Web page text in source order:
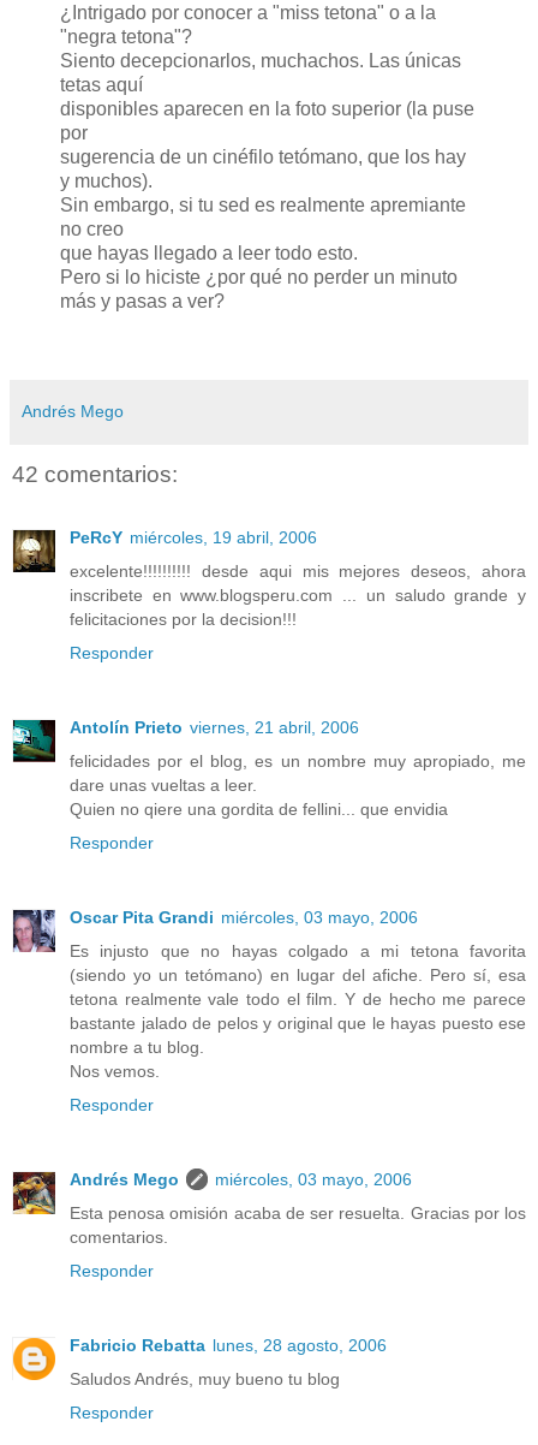
¿Intrigado por conocer a "miss tetona" o a la
"negra tetona"?
Siento decepcionarlos, muchachos. Las únicas
tetas aquí
disponibles aparecen en la foto superior (la puse
por
sugerencia de un cinéfilo tetómano, que los hay
y muchos).
Sin embargo, si tu sed es realmente apremiante
no creo
que hayas llegado a leer todo esto.
Pero si lo hiciste ¿por qué no perder un minuto
más y pasas a ver?
Andrés Mego
42 comentarios:
PeRcY miércoles, 19 abril, 2006
excelente!!!!!!!!!! desde aqui mis mejores deseos, ahora
inscribete en www.blogsperu.com ... un saludo grande y
felicitaciones por la decision!!!
Responder
Antolín Prieto viernes, 21 abril, 2006
felicidades por el blog, es un nombre muy apropiado, me
dare unas vueltas a leer.
Quien no qiere una gordita de fellini... que envidia
Responder
Oscar Pita Grandi miércoles, 03 mayo, 2006
Es injusto que no hayas colgado a mi tetona favorita
(siendo yo un tetómano) en lugar del afiche. Pero sí, esa
tetona realmente vale todo el film. Y de hecho me parece
bastante jalado de pelos y original que le hayas puesto ese
nombre a tu blog.
Nos vemos.
Responder
Andrés Mego
miércoles, 03 mayo, 2006
Esta penosa omisión acaba de ser resuelta. Gracias por los
comentarios.
Responder
Fabricio Rebatta lunes, 28 agosto, 2006
Saludos Andrés, muy bueno tu blog
Responder